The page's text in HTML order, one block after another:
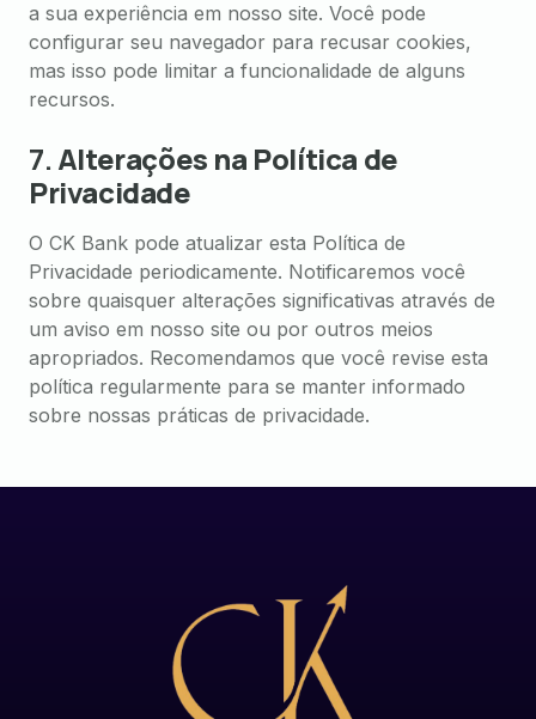
a sua experiência em nosso site. Você pode
configurar seu navegador para recusar cookies,
mas isso pode limitar a funcionalidade de alguns
recursos.
7. Alterações na Política de
Privacidade
O CK Bank pode atualizar esta Política de
Privacidade periodicamente. Notificaremos você
sobre quaisquer alterações significativas através de
um aviso em nosso site ou por outros meios
apropriados. Recomendamos que você revise esta
política regularmente para se manter informado
sobre nossas práticas de privacidade.